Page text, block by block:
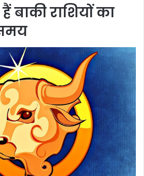
बाकी राशियों का